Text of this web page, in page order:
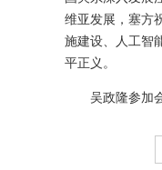
维亚发展，塞方
施建设、人工智
平正义。
吴政隆参加